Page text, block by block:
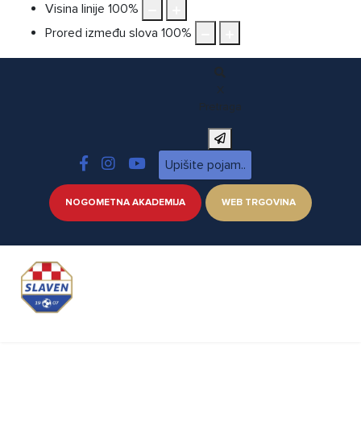
Visina linije 100%
Prored između slova 100%
X
Pretraga
NOGOMETNA AKADEMIJA WEB TRGOVINA